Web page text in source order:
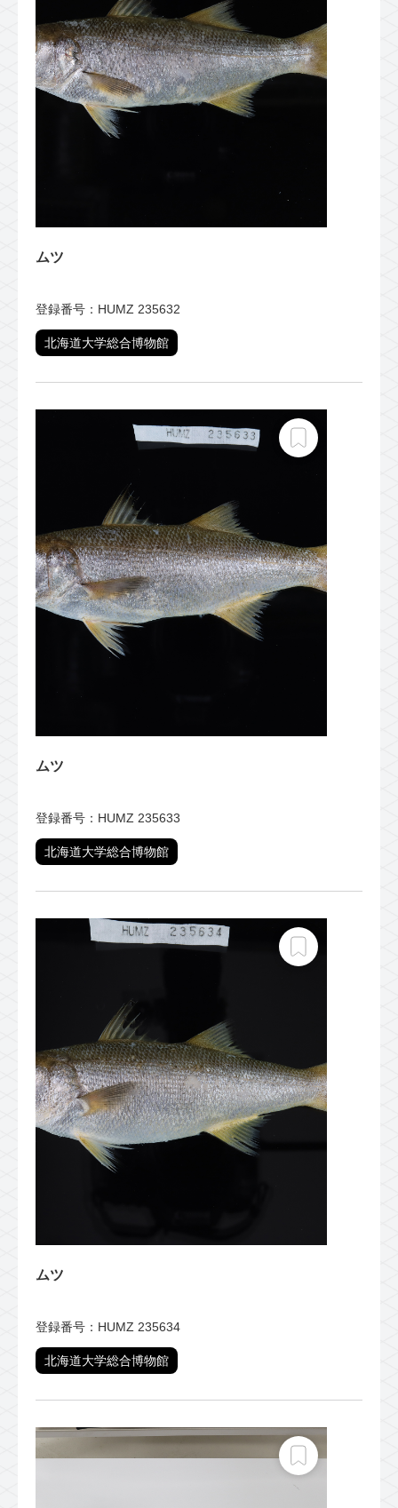
ムツ
登録番号：HUMZ 235632
北海道大学総合博物館
ムツ
登録番号：HUMZ 235633
北海道大学総合博物館
ムツ
登録番号：HUMZ 235634
北海道大学総合博物館